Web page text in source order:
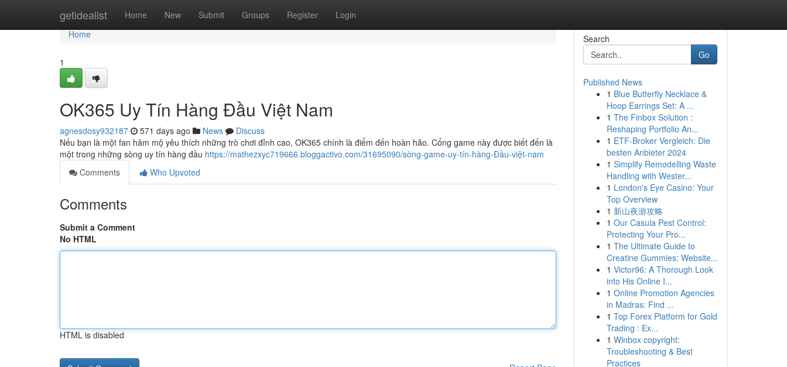
getidealist Home New Submit Groups Register Login
Home
Home
1
OK365 Uy Tín Hàng Đầu Việt Nam
agnesdosy932187 571 days ago News
Discuss
Nếu bạn là một fan hâm mộ yêu thích những trò chơi đỉnh cao, OK365 chính là điểm đến hoàn hảo. Cổng game này được biết đến là
một trong những sòng uy tín hàng đầu https://mathezxyc719666.bloggactivo.com/31695090/sòng-game-uy-tín-hàng-Đầu-việt-nam
Comments
Who Upvoted
Comments
Submit a Comment
No HTML
HTML is disabled
Search
Go
Published News
1 Blue Butterfly Necklace &
Hoop Earrings Set: A ...
1 The Finbox Solution :
Reshaping Portfolio An...
1 ETF-Broker Vergleich: Die
besten Anbieter 2024
1 Simplify Remodelling Waste
Handling with Wester...
1 London's Eye Casino: Your
Top Overview
1 新山夜游攻略
1 Our Casula Pest Control:
Protecting Your Pro...
1 The Ultimate Guide to
Creatine Gummies: Website...
1 Victor96: A Thorough Look
into His Online I...
1 Online Promotion Agencies
in Madras: Find ...
1 Top Forex Platform for Gold
Trading : Ex...
1 Winbox copyright:
Troubleshooting & Best
Practices